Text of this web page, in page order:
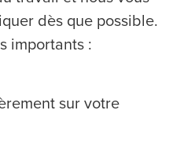
dès que possible.
importants :
sur votre